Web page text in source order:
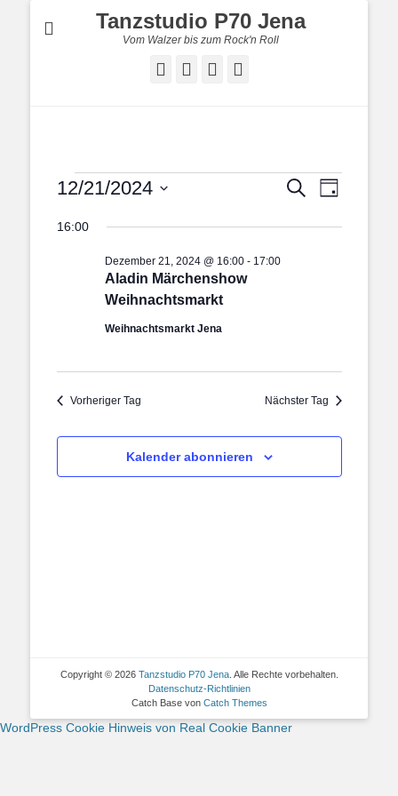
Tanzstudio P70 Jena
Vom Walzer bis zum Rock'n Roll
FacebookYouTube
Veranstaltungen
Dezember
und
Suche
Tag
12/21/2024
wählen.
16:00
Aladin Märchenshow
Weihnachtsmarkt
Dezember 21, 2024 @ 16:00- 17:00
Weihnachtsmarkt Jena
Vorheriger Tag Nächster Tag
Kalender abonnieren
Copyright © 2026 Tanzstudio P70 Jena. Alle Rechte vorbehalten.
Datenschutz-Richtlinien
Catch Base von Catch Themes
WordPress Cookie Hinweis von Real Cookie Banner